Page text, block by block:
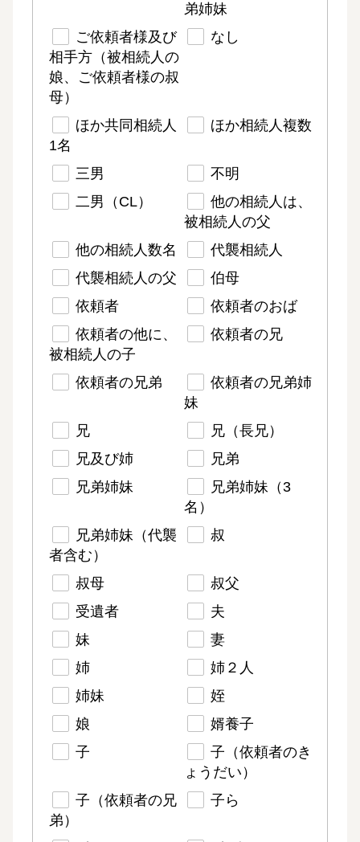
弟姉妹
ご依頼者様及び
相手方（被相続人の
娘、ご依頼者様の叔
母）
なし
ほか共同相続人
1名
ほか相続人複数
三男
不明
二男（CL）
他の相続人は、
被相続人の父
他の相続人数名
代襲相続人
代襲相続人の父
伯母
依頼者
依頼者のおば
依頼者の他に、
被相続人の子
依頼者の兄
依頼者の兄弟
依頼者の兄弟姉
妹
兄
兄（長兄）
兄及び姉
兄弟
兄弟姉妹
兄弟姉妹（3
名）
兄弟姉妹（代襲
者含む）
叔
叔母
叔父
受遺者
夫
妹
妻
姉
姉２人
姉妹
姪
娘
婿養子
子
子（依頼者のき
ょうだい）
子（依頼者の兄
弟）
子ら